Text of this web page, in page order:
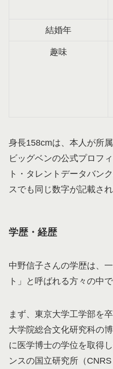
結婚年
趣味
身長158cmは、本人が所
ビッグベンの公式プロフ
ト・タレントデータバン
スでも同じ数字が記載され
学歴・経歴
中野信子さんの学歴は、
ト」と呼ばれる方々の中
まず、東京大学工学部を
大学院総合文化研究科の
に医学博士の学位を取得
ンスの国立研究所（